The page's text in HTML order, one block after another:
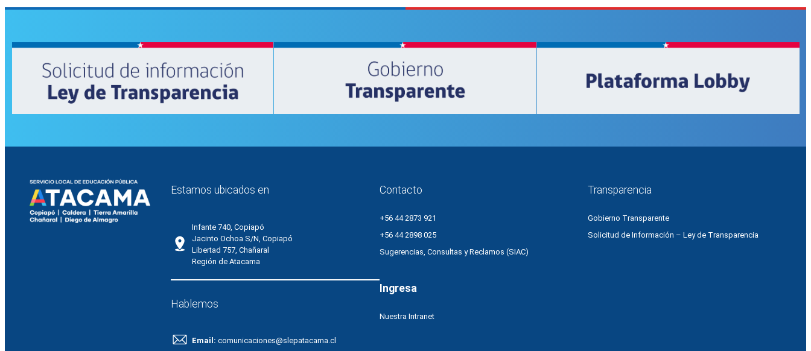
Estamos ubicados en
Infante 740, Copiapó
Jacinto Ochoa S/N, Copiapó
Libertad 757, Chañaral
Región de Atacama
Hablemos
Email: comunicaciones@slepatacama.cl
Contacto
+56 44 2873 921
+56 44 2898 025
Sugerencias, Consultas y Reclamos (SIAC)
Ingresa
Nuestra Intranet
Transparencia
Gobierno Transparente
Solicitud de Información – Ley de Transparencia